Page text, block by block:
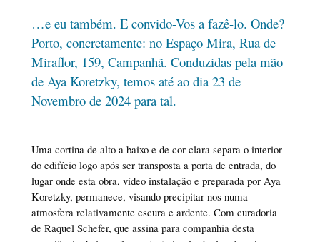
…e eu também. E convido-Vos a fazê-lo. Onde?
Porto, concretamente: no Espaço Mira, Rua de
Miraflor, 159, Campanhã. Conduzidas pela mão
de Aya Koretzky, temos até ao dia 23 de
Novembro de 2024 para tal.
Uma cortina de alto a baixo e de cor clara separa o interior
do edifício logo após ser transposta a porta de entrada, do
lugar onde esta obra, vídeo instalação e preparada por Aya
Koretzky, permanece, visando precipitar-nos numa
atmosfera relativamente escura e ardente. Com curadoria
de Raquel Schefer, que assina para companhia desta